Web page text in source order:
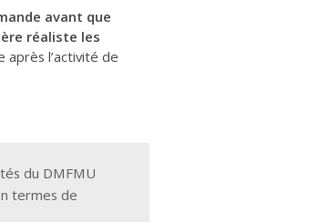
avant que
réaliste les
après l’activité de
du DMFMU
termes de